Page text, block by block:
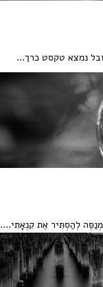
נמצא טקסט כרך...
לְהַסְתִּיר אֶת קִנְאָתִי....